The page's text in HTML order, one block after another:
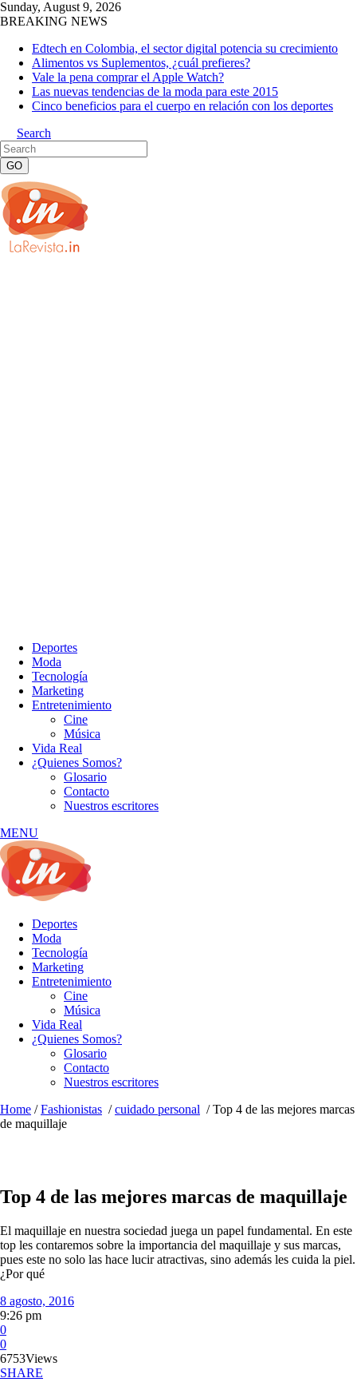
Sunday, August 9, 2026
BREAKING NEWS
Edtech en Colombia, el sector digital potencia su crecimiento
Alimentos vs Suplementos, ¿cuál prefieres?
Vale la pena comprar el Apple Watch?
Las nuevas tendencias de la moda para este 2015
Cinco beneficios para el cuerpo en relación con los deportes
Search
Deportes
Moda
Tecnología
Marketing
Entretenimiento
Cine
Música
Vida Real
¿Quienes Somos?
Glosario
Contacto
Nuestros escritores
MENU
Deportes
Moda
Tecnología
Marketing
Entretenimiento
Cine
Música
Vida Real
¿Quienes Somos?
Glosario
Contacto
Nuestros escritores
Home /Fashionistas /cuidado personal /Top 4 de las mejores marcas
de maquillaje
Top 4 de las mejores marcas de maquillaje
El maquillaje en nuestra sociedad juega un papel fundamental. En este
top les contaremos sobre la importancia del maquillaje y sus marcas,
pues este no solo las hace lucir atractivas, sino además les cuida la piel.
¿Por qué
8 agosto, 2016
9:26 pm
0
0
6753Views
SHARE